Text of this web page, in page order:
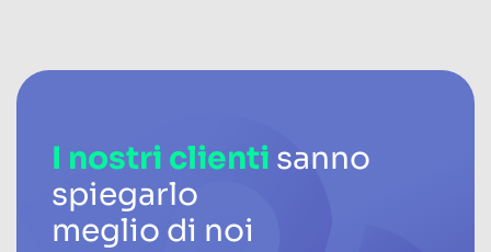
I nostri clienti sanno
spiegarlo
meglio di noi